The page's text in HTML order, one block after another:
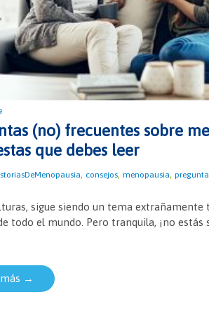
(no) frecuentes sobre
que debes leer
, consejos, menopausia,
sigue siendo un tema extrañamente
todo el mundo. Pero tranquila, ¡no estás
→